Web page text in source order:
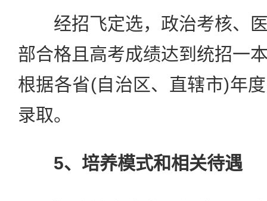
经招飞定选，政治考核、医
部合格且高考成绩达到统招一
根据各省(自治区、直辖市)年
录取。
5、培养模式和相关待遇